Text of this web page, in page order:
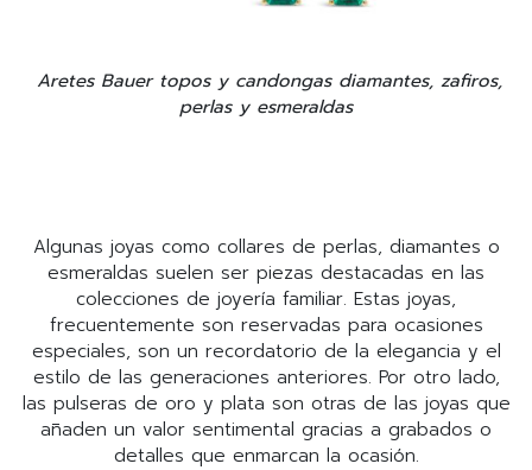
Aretes Bauer topos y candongas diamantes, zafiros,
perlas y esmeraldas
Algunas joyas como collares de perlas, diamantes o
esmeraldas suelen ser piezas destacadas en las
colecciones de joyería familiar. Estas joyas,
frecuentemente son reservadas para ocasiones
especiales, son un recordatorio de la elegancia y el
estilo de las generaciones anteriores. Por otro lado,
las pulseras de oro y plata son otras de las joyas que
añaden un valor sentimental gracias a grabados o
detalles que enmarcan la ocasión.